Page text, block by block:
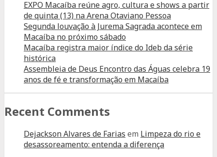
EXPO Macaíba reúne agro, cultura e shows a partir
de quinta (13) na Arena Otaviano Pessoa
Segunda louvação à Jurema Sagrada acontece em
Macaíba no próximo sábado
Macaíba registra maior índice do Ideb da série
histórica
Assembleia de Deus Encontro das Águas celebra 19
anos de fé e transformação em Macaíba
Recent Comments
Dejackson Alvares de Farias em Limpeza do rio e
desassoreamento: entenda a diferença